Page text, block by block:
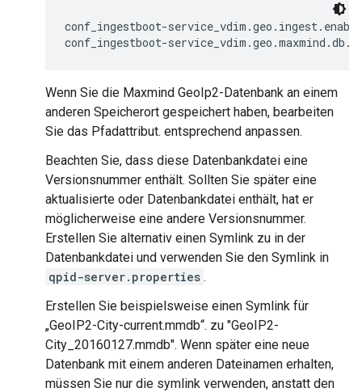
conf_ingestboot-
conf_ingestboot-
Wenn Sie die Maxmind GeoIp2-Datenbank an einem
anderen Speicherort gespeichert haben, bearbeiten
Sie das Pfadattribut. entsprechend anpassen.
Beachten Sie, dass diese Datenbankdatei eine
Versionsnummer enthält. Sollten Sie später eine
aktualisierte oder Datenbankdatei enthält, hat er
möglicherweise eine andere Versionsnummer.
Erstellen Sie alternativ einen Symlink zu in der
Datenbankdatei und verwenden Sie den Symlink in
qpid-server.properties .
Erstellen Sie beispielsweise einen Symlink für
„GeoIP2-City-current.mmdb“. zu "GeoIP2-
City_20160127.mmdb". Wenn später eine neue
Datenbank mit einem anderen Dateinamen erhalten,
müssen Sie nur die symlink verwenden, anstatt den